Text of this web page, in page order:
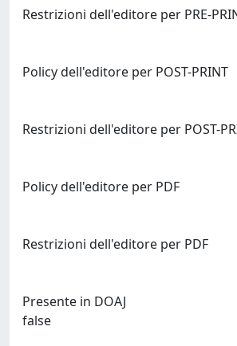
Restrizioni dell'editore per PRE-
Policy dell'editore per POST-PRINT
Restrizioni dell'editore per POST-
Policy dell'editore per PDF
Restrizioni dell'editore per PDF
Presente in DOAJ